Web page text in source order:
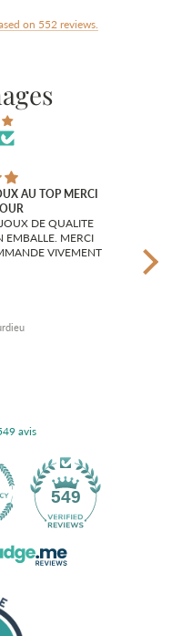
on 552 reviews.
AU TOP MERCI
DE QUALITE
EMBALLE. MERCI
VIVEMENT
avis
549